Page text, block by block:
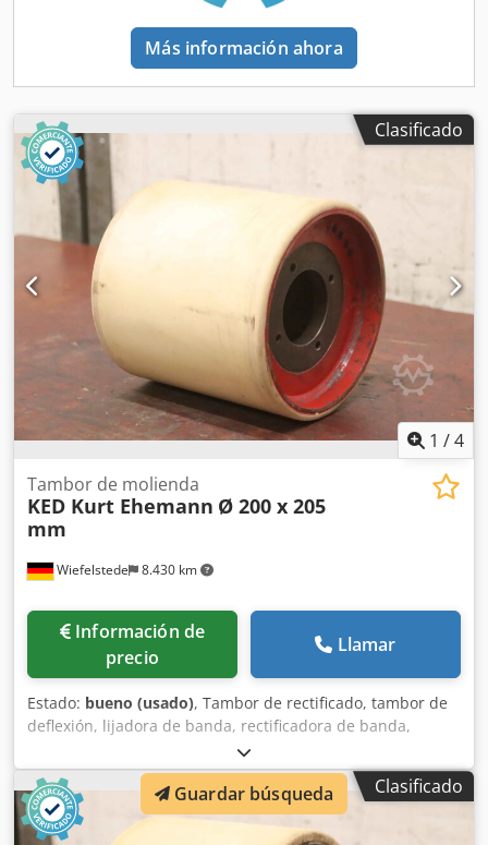
Más información ahora
Clasificado
1 /4
Wiefelstede 8.430 km
Tambor de molienda
KED Kurt Ehemann Ø 200 x 205
mm
Información de
precio
Llamar
Estado: bueno (usado), Tambor de rectificado, tambor de
deflexión, lijadora de banda, rectificadora de banda,
lijadora de tambor, lijadora de tambor, rodillos de cinta
transportadora, rodillos de transporte, rodillos de
repuesto, cinta transportadora, transportador de rodillos,
rodillos de apoyo -Fabricante: KED Kurt Ehemann, tambor
de rectificado, ancho del tambor 205 mm -Tambor: Ø 200
Clasificado
Guardar búsqueda